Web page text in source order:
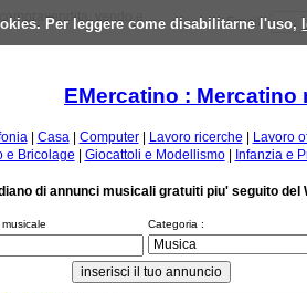
Per leggere come disabilitarne l'uso,
vendo e
Email :
EMercatino : Mercatino
| Casa| Computer| Lavoro ricerche Lavoro
e Bricolage Giocattoli e Modellismo| Infanzia e
di annunci musicali gratuiti piu' seguito del
Categoria :